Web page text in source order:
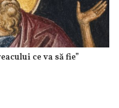
ce va să fie”